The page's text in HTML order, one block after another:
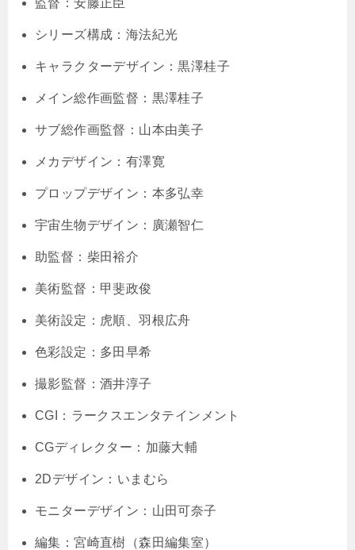
シリーズ構成：海法紀光
キャラクターデザイン：黒澤桂子
メイン総作画監督：黒澤桂子
サブ総作画監督：山本由美子
メカデザイン：有澤寛
プロップデザイン：本多弘幸
宇宙生物デザイン：廣瀬智仁
助監督：柴田裕介
美術監督：甲斐政俊
美術設定：虎順、羽根広舟
色彩設定：多田早希
撮影監督：酒井淳子
CGI：ラークスエンタテインメント
CGディレクター：加藤大輔
2Dデザイン：いまむら
モニターデザイン：山田可奈子
編集：宮崎直樹（森田編集室）